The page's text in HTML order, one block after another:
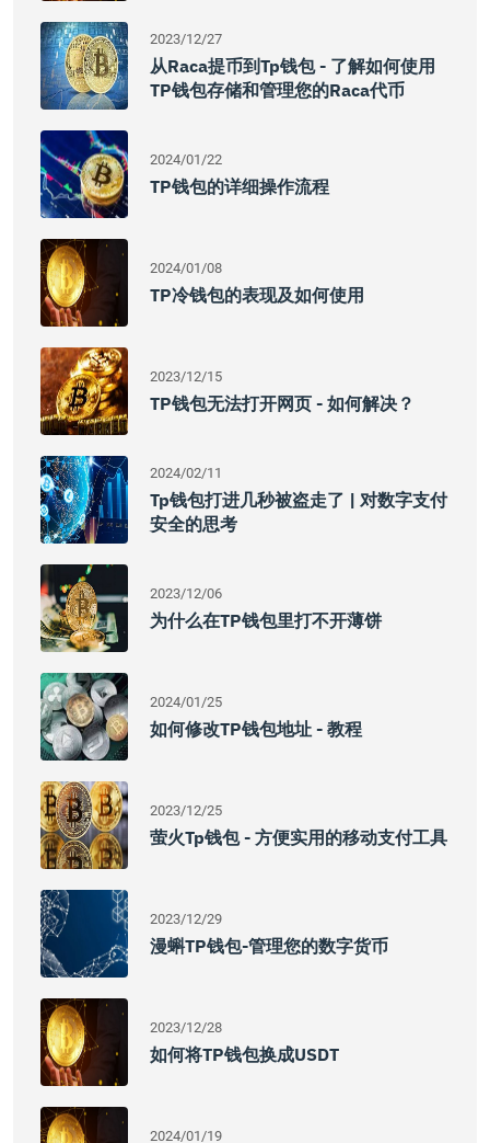
2023/12/27
从raca提币到tp钱包 - 了解如何使用
TP钱包存储和管理您的raca代币
2024/01/22
TP钱包的详细操作流程
2024/01/08
TP冷钱包的表现及如何使用
2023/12/15
TP钱包无法打开网页 - 如何解决？
2024/02/11
Tp钱包打进几秒被盗走了 | 对数字支付
安全的思考
2023/12/06
为什么在TP钱包里打不开薄饼
2024/01/25
如何修改TP钱包地址 - 教程
2023/12/25
萤火tp钱包 - 方便实用的移动支付工具
2023/12/29
漫蝌TP钱包-管理您的数字货币
2023/12/28
如何将TP钱包换成USDT
2024/01/19